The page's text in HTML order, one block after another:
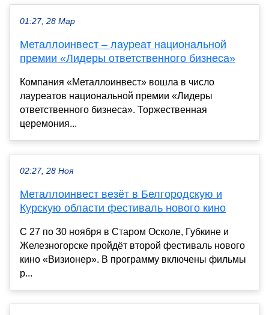
01:27, 28 Мар
Металлоинвест – лауреат национальной
премии «Лидеры ответственного бизнеса»
Компания «Металлоинвест» вошла в число
лауреатов национальной премии «Лидеры
ответственного бизнеса». Торжественная
церемония...
02:27, 28 Ноя
Металлоинвест везёт в Белгородскую и
Курскую области фестиваль нового кино
С 27 по 30 ноября в Старом Осколе, Губкине и
Железногорске пройдёт второй фестиваль нового
кино «Визионер». В программу включены фильмы
р...